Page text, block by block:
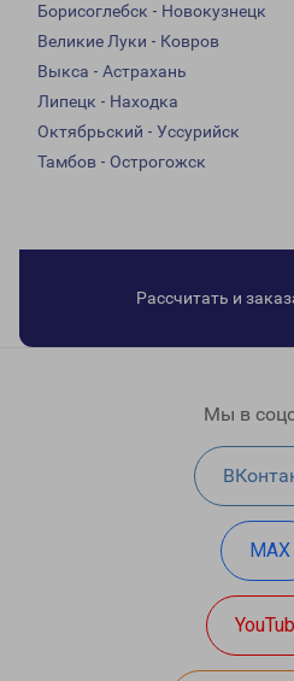
Борисоглебск - Новокузнецк
Великие Луки - Ковров
Выкса - Астрахань
Липецк - Находка
Октябрьский - Уссурийск
Тамбов - Острогожск
Рассчитать и
Мы в
MAX